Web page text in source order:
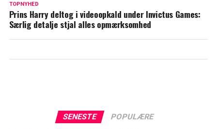
TOPNYHED
Prins Harry deltog i videoopkald under Invictus Games:
Særlig detalje stjal alles opmærksomhed
SENESTE POPULÆRE